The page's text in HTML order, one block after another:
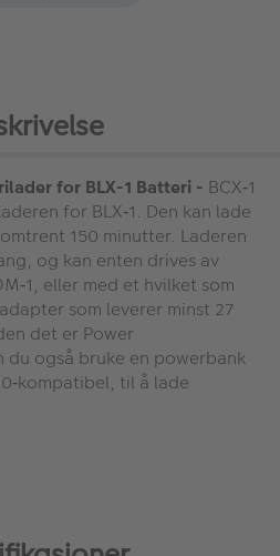
for BLX-1 Batteri - BCX‑1
for BLX‑1. Den kan lade
150 minutter. Laderen
og kan enten drives av
eller med et hvilket som
som leverer minst 27
det er Power
du også bruke en powerbank
til å lade